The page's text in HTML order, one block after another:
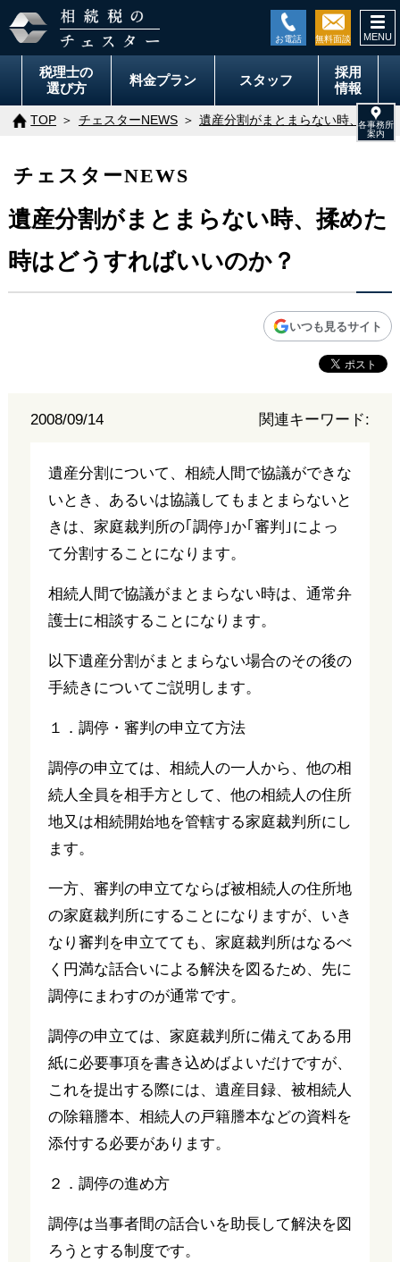
税理士の
選び方
料金プラン スタッフ
採用
情報
TOP チェスターNEWS 遺産分割がまとまらない時、揉め
チェスターNEWS
遺産分割がまとまらない時、揉めた
時はどうすればいいのか？
いつも見るサイト
2008/09/14 関連キーワード:
遺産分割について、相続人間で協議ができな
いとき、あるいは協議してもまとまらないと
きは、家庭裁判所の｢調停｣か｢審判｣によっ
て分割することになります。
相続人間で協議がまとまらない時は、通常弁
護士に相談することになります。
以下遺産分割がまとまらない場合のその後の
手続きについてご説明します。
１．調停・審判の申立て方法
調停の申立ては、相続人の一人から、他の相
続人全員を相手方として、他の相続人の住所
地又は相続開始地を管轄する家庭裁判所にし
ます。
一方、審判の申立てならば被相続人の住所地
の家庭裁判所にすることになりますが、いき
なり審判を申立てても、家庭裁判所はなるべ
く円満な話合いによる解決を図るため、先に
調停にまわすのが通常です。
調停の申立ては、家庭裁判所に備えてある用
紙に必要事項を書き込めばよいだけですが、
これを提出する際には、遺産目録、被相続人
の除籍謄本、相続人の戸籍謄本などの資料を
添付する必要があります。
２．調停の進め方
調停は当事者間の話合いを助長して解決を図
ろうとする制度です。